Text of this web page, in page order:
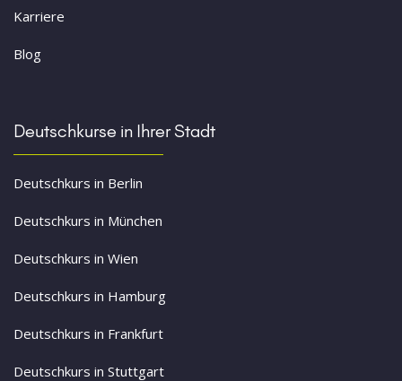
Karriere
Blog
Deutschkurse in Ihrer Stadt
Deutschkurs in Berlin
Deutschkurs in München
Deutschkurs in Wien
Deutschkurs in Hamburg
Deutschkurs in Frankfurt
Deutschkurs in Stuttgart